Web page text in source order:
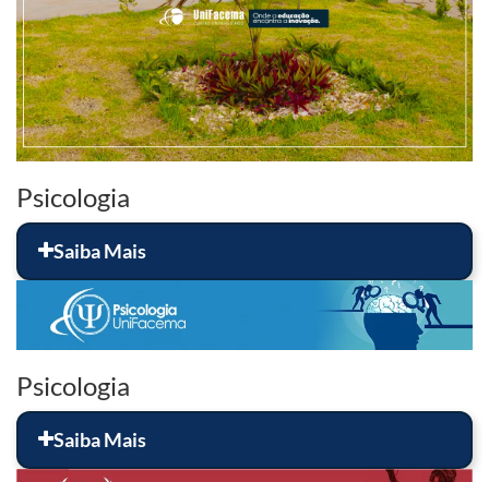
Psicologia
Saiba Mais
Psicologia
Saiba Mais